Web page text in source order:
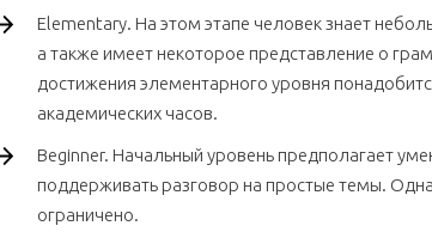
Elementary. На этом этапе человек знает
а также имеет некоторое представление о
достижения элементарного уровня
академических часов.
Beginner. Начальный уровень предполагает
поддерживать разговор на простые темы.
ограничено.